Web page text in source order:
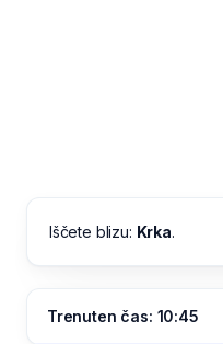
Iščete blizu: Krka.
Trenuten čas: 10:45